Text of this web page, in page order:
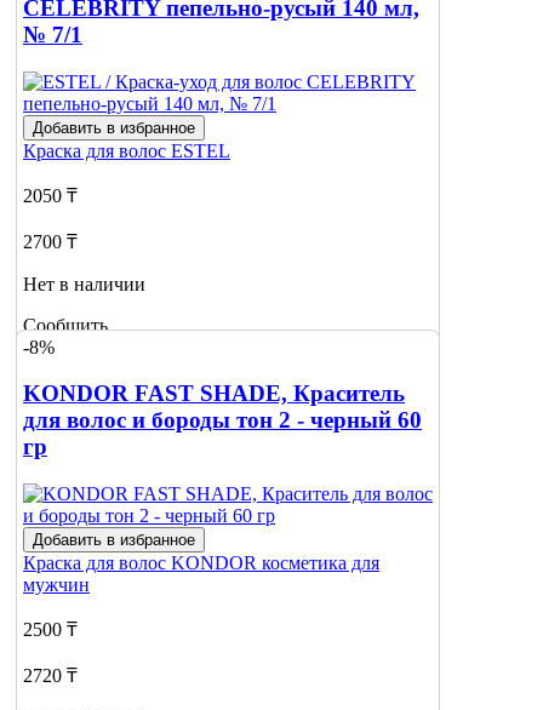
CELEBRITY пепельно-русый 140 мл,
№ 7/1
Добавить в избранное
Краска для волос ESTEL
2050 ₸
2700 ₸
Нет в наличии
Сообщить
о наличии
-8%
KONDOR FAST SHADE, Краситель
для волос и бороды тон 2 - черный 60
гр
Добавить в избранное
Краска для волос KONDOR косметика для
мужчин
2500 ₸
2720 ₸